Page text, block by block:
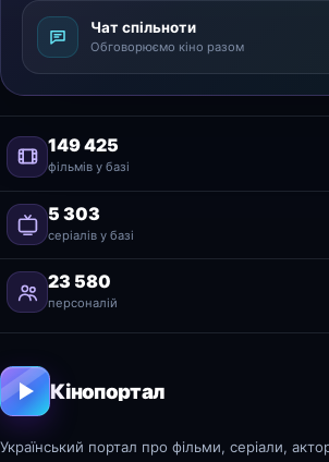
Чат спільноти
Обговорюємо кіно разом
149 425
фільмів у базі
5 303
серіалів у базі
23 580
персоналій
Кінопортал
Український портал про фільми, серіали,